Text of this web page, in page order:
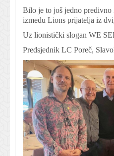
Bilo je to još jedno predivno
između Lions prijatelja iz
Uz lionistički slogan WE
Predsjednik LC Poreč,